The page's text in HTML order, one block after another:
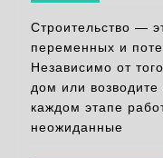
Строительство —
переменных и
Независимо от
дом или
каждом этапе
неожиданные